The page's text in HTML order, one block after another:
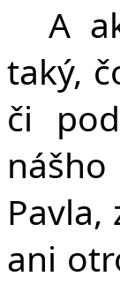
A
taký,
či
Pavla,
ani